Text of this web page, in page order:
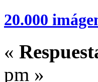
20.000
«
pm »